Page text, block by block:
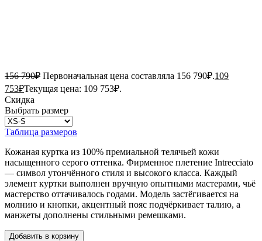
156 790₽ Первоначальная цена составляла 156 790₽.109
753₽Текущая цена: 109 753₽.
Скидка
Выбрать размер
Таблица размеров
Кожаная куртка из 100% премиальной телячьей кожи
насыщенного серого оттенка. Фирменное плетение Intrecciato
— символ утончённого стиля и высокого класса. Каждый
элемент куртки выполнен вручную опытными мастерами, чьё
мастерство оттачивалось годами. Модель застёгивается на
молнию и кнопки, акцентный пояс подчёркивает талию, а
манжеты дополнены стильными ремешками.
Добавить в корзину